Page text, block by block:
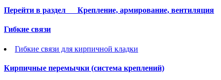
Перейти в раздел Крепление, армирование, вентиляция
Гибкие связи
Гибкие связи для кирпичной кладки
Кирпичные перемычки (система креплений)